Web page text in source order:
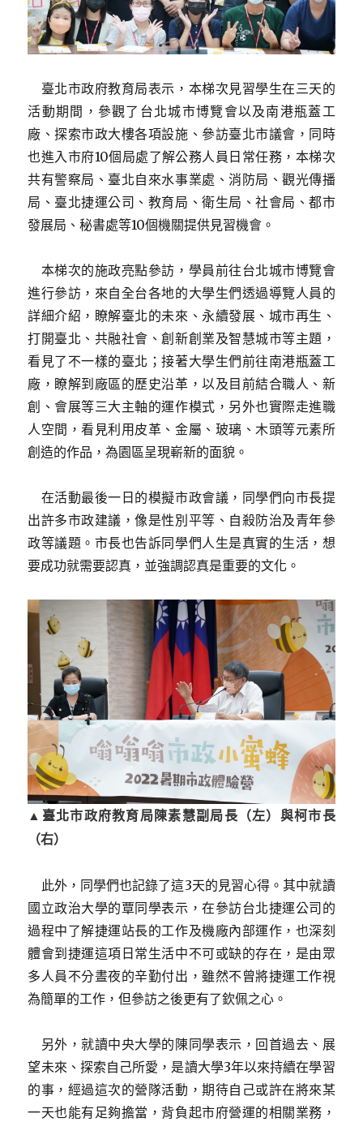
臺北市政府教育局表示，本梯次見習學生在三天的
活動期間，參觀了台北城市博覽會以及南港瓶蓋工
廠、探索市政大樓各項設施、參訪臺北市議會，同時
也進入市府10個局處了解公務人員日常任務，本梯次
共有警察局、臺北自來水事業處、消防局、觀光傳播
局、臺北捷運公司、教育局、衛生局、社會局、都市
發展局、秘書處等10個機關提供見習機會。
本梯次的施政亮點參訪，學員前往台北城市博覽會
進行參訪，來自全台各地的大學生們透過導覽人員的
詳細介紹，瞭解臺北的未來、永續發展、城市再生、
打開臺北、共融社會、創新創業及智慧城市等主題，
看見了不一樣的臺北；接著大學生們前往南港瓶蓋工
廠，瞭解到廠區的歷史沿革，以及目前結合職人、新
創、會展等三大主軸的運作模式，另外也實際走進職
人空間，看見利用皮革、金屬、玻璃、木頭等元素所
創造的作品，為園區呈現嶄新的面貌。
在活動最後一日的模擬市政會議，同學們向市長提
出許多市政建議，像是性別平等、自殺防治及青年參
政等議題。市長也告訴同學們人生是真實的生活，想
要成功就需要認真，並強調認真是重要的文化。
▲臺北市政府教育局陳素慧副局長（左）與柯市長
（右）
此外，同學們也記錄了這3天的見習心得。其中就讀
國立政治大學的覃同學表示，在參訪台北捷運公司的
過程中了解捷運站長的工作及機廠內部運作，也深刻
體會到捷運這項日常生活中不可或缺的存在，是由眾
多人員不分晝夜的辛勤付出，雖然不曾將捷運工作視
為簡單的工作，但參訪之後更有了欽佩之心。
另外，就讀中央大學的陳同學表示，回首過去、展
望未來、探索自己所愛，是讀大學3年以來持續在學習
的事，經過這次的營隊活動，期待自己或許在將來某
一天也能有足夠擔當，背負起市府營運的相關業務，